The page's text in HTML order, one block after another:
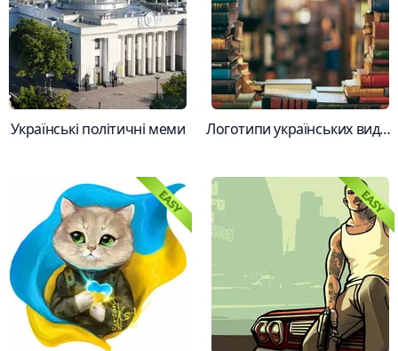
Українські політичні меми Логотипи українських видавництв